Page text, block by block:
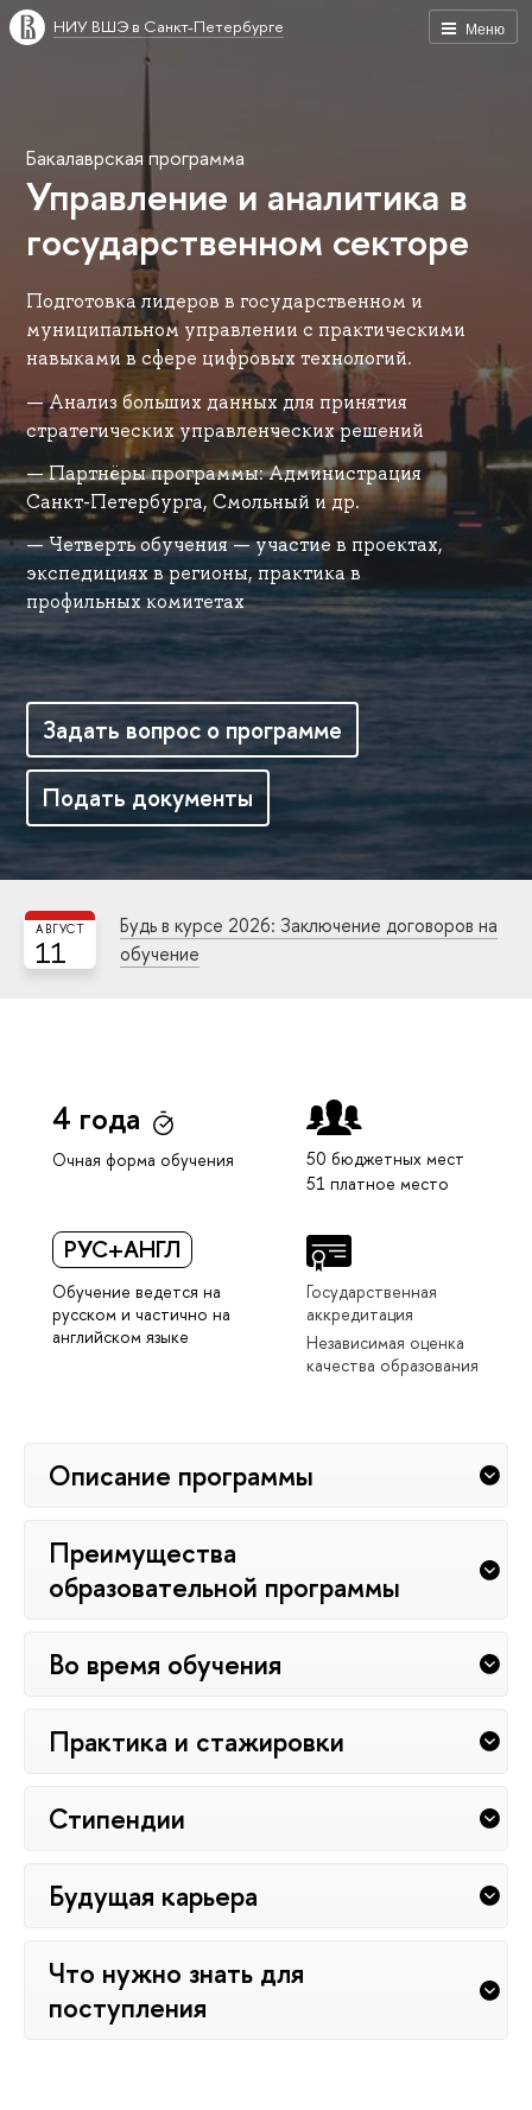
Меню
НИУ ВШЭ в Санкт-Петербурге
Бакалаврская программа
Управление и аналитика в
государственном секторе
Подготовка лидеров в государственном и
муниципальном управлении с практическими
навыками в сфере цифровых технологий.
Анализ больших данных для принятия
стратегических управленческих решений
Партнёры программы: Администрация
Санкт-Петербурга, Смольный и др.
Четверть обучения — участие в проектах,
экспедициях в регионы, практика в
профильных комитетах
Задать вопрос о программе
Подать документы
11
АВГУСТ
Будь в курсе 2026: Заключение договоров на
обучение
4 года
Очная форма обучения
50 бюджетных мест
51 платное место
РУС+АНГЛ
Обучение ведется на
русском и частично на
английском языке
Государственная
аккредитация
Независимая оценка
качества образования
Описание программы
Преимущества
образовательной программы
Во время обучения
Практика и стажировки
Стипендии
Будущая карьера
Что нужно знать для
поступления